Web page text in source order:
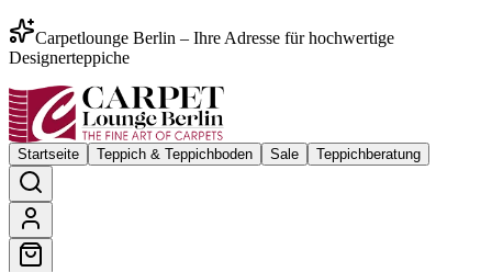
Carpetlounge Berlin – Ihre Adresse für hochwertige
Designerteppiche
Startseite Teppich & Teppichboden Sale Teppichberatung